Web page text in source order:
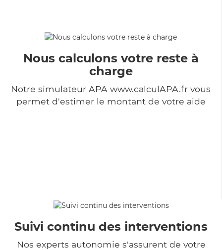
Nous calculons votre reste à
charge
Notre simulateur APA www.calculAPA.fr vous
permet d'estimer le montant de votre aide
Suivi continu des interventions
Nos experts autonomie s'assurent de votre